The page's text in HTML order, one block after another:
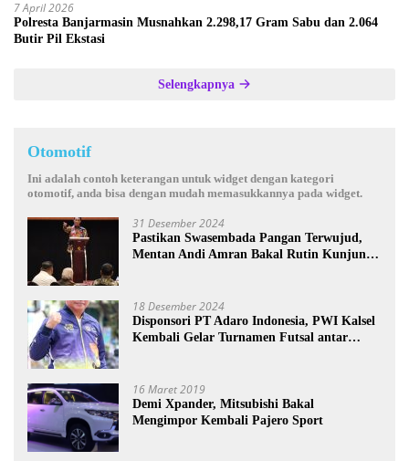
7 April 2026
Polresta Banjarmasin Musnahkan 2.298,17 Gram Sabu dan 2.064
Butir Pil Ekstasi
Selengkapnya
Otomotif
Ini adalah contoh keterangan untuk widget dengan kategori
otomotif, anda bisa dengan mudah memasukkannya pada widget.
31 Desember 2024
Pastikan Swasembada Pangan Terwujud,
Mentan Andi Amran Bakal Rutin Kunjungi
18 Desember 2024
Disponsori PT Adaro Indonesia, PWI Kalsel
Kembali Gelar Turnamen Futsal antar
16 Maret 2019
Demi Xpander, Mitsubishi Bakal
Mengimpor Kembali Pajero Sport